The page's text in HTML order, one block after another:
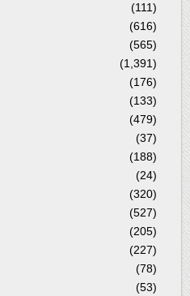
(111)
(616)
(565)
(1,391)
(176)
(133)
(479)
(37)
(188)
(24)
(320)
(527)
(205)
(227)
(78)
(53)